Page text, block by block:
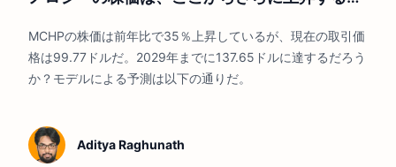
MCHPの株価は前年比で35％上昇しているが、現在の取引価
格は99.77ドルだ。2029年までに137.65ドルに達するだろう
か？モデルによる予測は以下の通りだ。
Aditya Raghunath